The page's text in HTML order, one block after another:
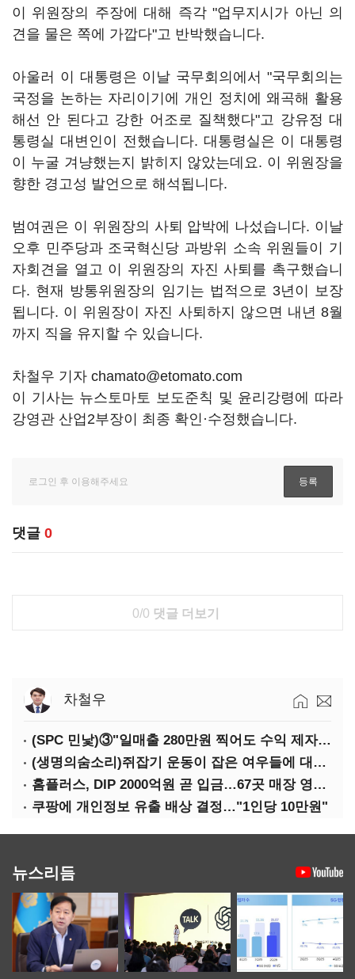
이 위원장의 주장에 대해 즉각 "업무지시가 아닌 의
견을 물은 쪽에 가깝다"고 반박했습니다.
아울러 이 대통령은 이날 국무회의에서 "국무회의는
국정을 논하는 자리이기에 개인 정치에 왜곡해 활용
해선 안 된다고 강한 어조로 질책했다"고 강유정 대
통령실 대변인이 전했습니다. 대통령실은 이 대통령
이 누굴 겨냥했는지 밝히지 않았는데요. 이 위원장을
향한 경고성 발언으로 해석됩니다.
범여권은 이 위원장의 사퇴 압박에 나섰습니다. 이날
오후 민주당과 조국혁신당 과방위 소속 위원들이 기
자회견을 열고 이 위원장의 자진 사퇴를 촉구했습니
다. 현재 방통위원장의 임기는 법적으로 3년이 보장
됩니다. 이 위원장이 자진 사퇴하지 않으면 내년 8월
까지 직을 유지할 수 있습니다.
차철우 기자 chamato@etomato.com
이 기사는 뉴스토마토 보도준칙 및 윤리강령에 따라
강영관 산업2부장이 최종 확인·수정했습니다.
댓글 0
0/0 댓글 더보기
차철우
(SPC 민낯)③"일매출 280만원 찍어도 수익 제자리"…점주 울리는 '상시 할인'
(생명의숨소리)쥐잡기 운동이 잡은 여우들에 대하여
홈플러스, DIP 2000억원 곧 입금…67곳 매장 영업 재개 예정
쿠팡에 개인정보 유출 배상 결정…"1인당 10만원"
뉴스리듬